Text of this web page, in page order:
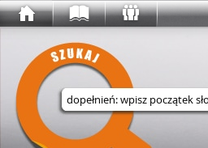
Wyszukaj w serwisie